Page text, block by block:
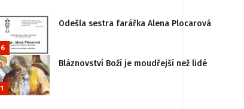
6
Odešla sestra farářka Alena Plocarová
1
Bláznovství Boží je moudřejší než lidé